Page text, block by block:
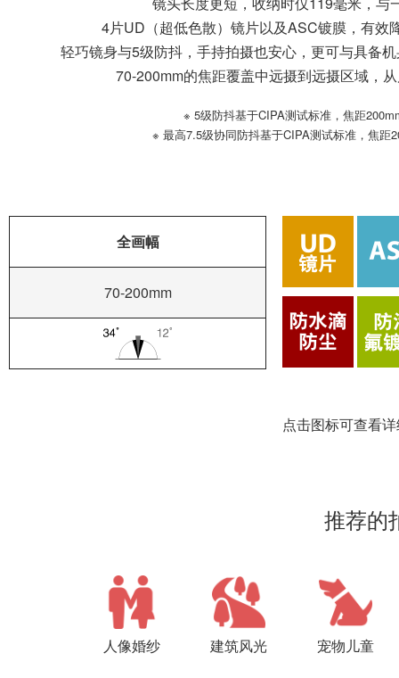
4片UD（超低色散）镜片以及ASC镀膜，有效
轻巧镜身与5级防抖，手持拍摄也安心，更可与具备
70-200mm的焦距覆盖中远摄到远摄区域，
※ 5级防抖基于CIPA测试标准，焦距
※ 最高7.5级协同防抖基于CIPA测试标准，焦
全画幅
70-200mm
点击图标可查看
推荐的
人像婚纱 建筑风光 宠物儿童